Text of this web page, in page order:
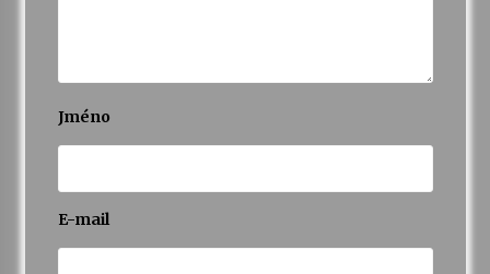
Jméno
E-mail